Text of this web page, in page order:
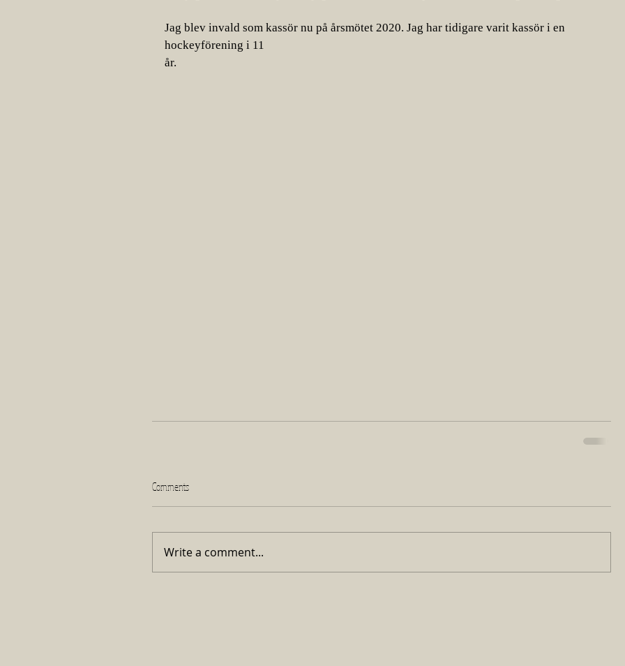
Jag blev invald som kassör nu på årsmötet 2020. Jag har tidigare varit kassör i en
hockeyförening i 11
år.
Comments
Write a comment...